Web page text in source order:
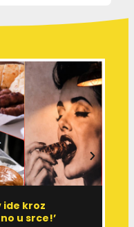
ide kroz
u srce!’